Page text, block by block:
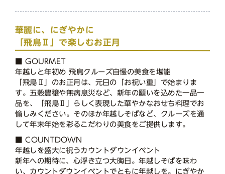
華麗に、にぎやかに
「飛鳥Ⅱ」で楽しむお正月
■ GOURMET
年越しと年初め 飛鳥クルーズ自慢の美食を堪能
「飛鳥Ⅱ」のお正月は、元日の「お祝い重」で始まりま
す。五穀豊穣や無病息災など、新年の願いを込めた一品一
品を、「飛鳥Ⅱ」らしく表現した華やかなおせち料理でお
愉しみください。そのほか年越しそばなど、クルーズを通
して年末年始を彩るこだわりの美食をご提供します。
■ COUNTDOWN
年越しを盛大に祝うカウントダウンイベント
新年への期待に、心浮き立つ大晦日。年越しそばを味わ
い、カウントダウンイベントでともに年越しを。にぎやか